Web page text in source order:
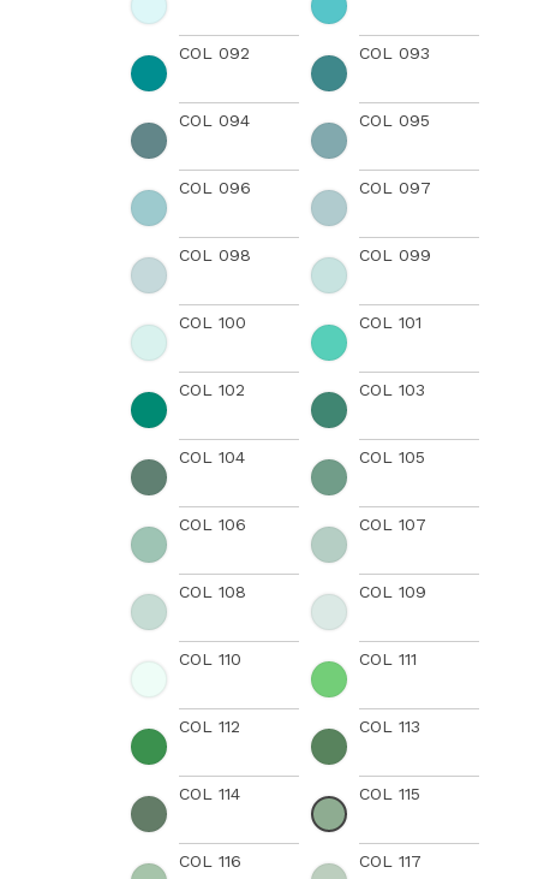
COL 092 COL 093
COL 094 COL 095
COL 096 COL 097
COL 098 COL 099
COL 100 COL 101
COL 102 COL 103
COL 104 COL 105
COL 106 COL 107
COL 108 COL 109
COL 110 COL 111
COL 112 COL 113
COL 114 COL 115
COL 116 COL 117